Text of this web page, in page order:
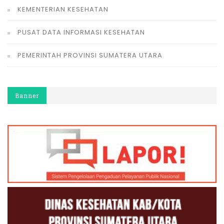
KEMENTERIAN KESEHATAN
PUSAT DATA INFORMASI KESEHATAN
PEMERINTAH PROVINSI SUMATERA UTARA
Banner